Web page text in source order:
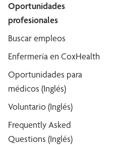
Oportunidades
profesionales
Buscar empleos
Enfermería en CoxHealth
Oportunidades para
médicos (Inglés)
Voluntario (Inglés)
Frequently Asked
Questions (Inglés)